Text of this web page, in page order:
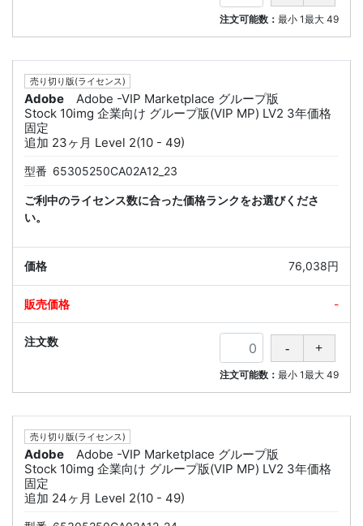
注文可能数： 最小 1最大 49
売り切り版(ライセンス)
Adobe
Adobe -VIP Marketplace グループ版
Stock 10img 企業向け グループ版(VIP MP) LV2 3年価格
固定
追加 23ヶ月 Level 2(10 - 49)
型番 65305250CA02A12_23
ご利中のライセンス数に合った価格ランクをお選びくださ
い。
76,038円
-
注文可能数： 最小 1最大 49
売り切り版(ライセンス)
Adobe
Adobe -VIP Marketplace グループ版
Stock 10img 企業向け グループ版(VIP MP) LV2 3年価格
固定
追加 24ヶ月 Level 2(10 - 49)